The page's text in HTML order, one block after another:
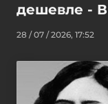
дешевле -
28 / 07 / 2026, 17:52